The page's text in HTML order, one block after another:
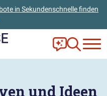
in Sekundenschnelle finden
Frag Ella!
Zur
und Ideen